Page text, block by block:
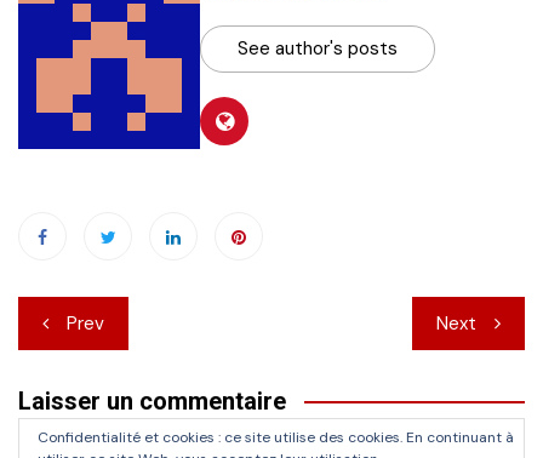
See author's posts
Navigation
de
l’article
Prev Next
Laisser un commentaire
Vous devezvous connecterpour publier un commentaire.
Confidentialité et cookies : ce site utilise des cookies. En continuant à